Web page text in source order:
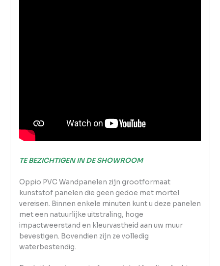
TE BEZICHTIGEN IN DE SHOWROOM
Oppio PVC Wandpanelen zijn grootformaat
kunststof panelen die geen gedoe met mortel
vereisen. Binnen enkele minuten kunt u deze panelen
met een natuurlijke uitstraling, hoge
impactweerstand en kleurvastheid aan uw muur
bevestigen. Bovendien zijn ze volledig
waterbestendig.